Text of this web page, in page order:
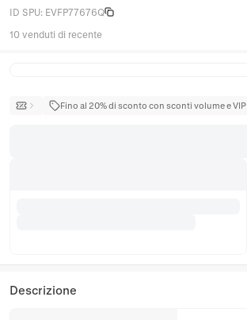
ID SPU: EVFP77676Q
10 venduti di recente
Fino al 20% di sconto con sconti volume e VIP
Descrizione